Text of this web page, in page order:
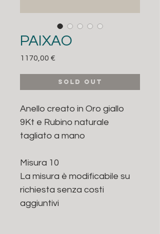
PAIXAO
1170,00 €
sold out
Anello creato in Oro giallo
9Kt e Rubino naturale
tagliato a mano
Misura 10
La misura è modificabile su
richiesta senza costi
aggiuntivi